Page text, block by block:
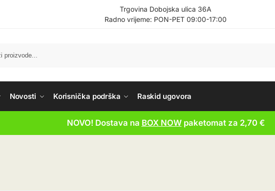
Trgovina Dobojska ulica 36A
Radno vrijeme: PON-PET 09:00-17:00
Novosti Korisnička podrška Raskid ugovora
NOVO! Dostava na BOX NOWpaketomat za 2,70 €